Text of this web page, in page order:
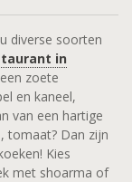
diverse soorten
in
zoete
en kaneel,
van een hartige
tomaat? Dan zijn
Kies
met shoarma of